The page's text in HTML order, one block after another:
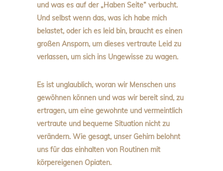
und was es auf der „Haben Seite“ verbucht.
Und selbst wenn das, was ich habe mich
belastet, oder ich es leid bin, braucht es einen
großen Ansporn, um dieses vertraute Leid zu
verlassen, um sich ins Ungewisse zu wagen.
Es ist unglaublich, woran wir Menschen uns
gewöhnen können und was wir bereit sind, zu
ertragen, um eine gewohnte und vermeintlich
vertraute und bequeme Situation nicht zu
verändern. Wie gesagt, unser Gehirn belohnt
uns für das einhalten von Routinen mit
körpereigenen Opiaten.